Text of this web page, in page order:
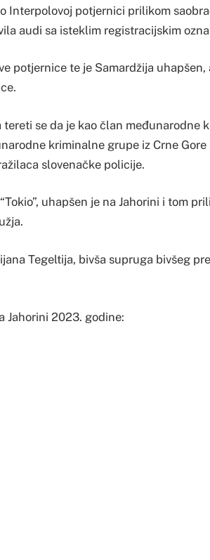
Interpolovoj potjernici prilikom
audi sa isteklim registracijskim
potjernice te je Samardžija uhapšen,
tereti se da je kao član međunarodne
kriminalne grupe iz Crne Gore
slovenačke policije.
uhapšen je na Jahorini i tom
Tegeltija, bivša supruga bivšeg
Jahorini 2023. godine: